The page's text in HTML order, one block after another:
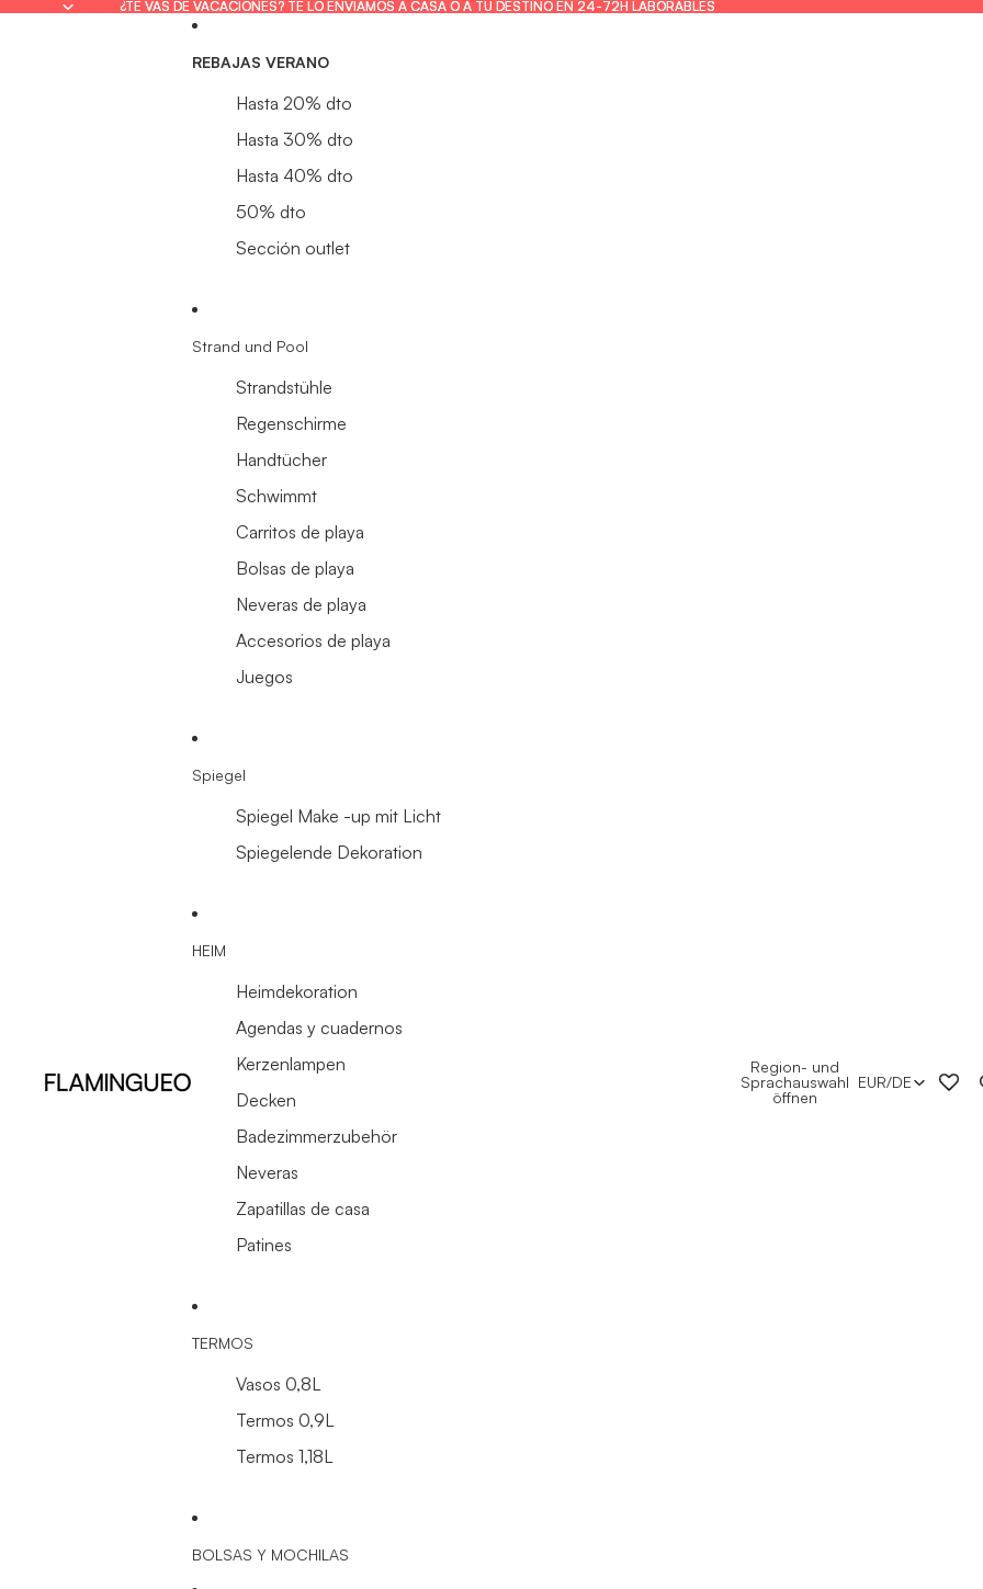
¿TE VAS DE VACACIONES? TE LO ENVIAMOS A CASA O A TU DESTINO EN 24-72H LABORABLES
¿TE VAS DE VACACIONES? TE LO ENVIAMOS A CASA O A TU DESTINO EN 24-72H LABORABLES
REBAJAS VERANO
Hasta 20% dto
Hasta 30% dto
Hasta 40% dto
50% dto
Sección outlet
Strand und Pool
Strandstühle
Regenschirme
Handtücher
Schwimmt
Carritos de playa
Bolsas de playa
Neveras de playa
Accesorios de playa
Juegos
Spiegel
Spiegel Make -up mit Licht
Spiegelende Dekoration
HEIM
Heimdekoration
Agendas y cuadernos
Kerzenlampen
Decken
Badezimmerzubehör
Neveras
Zapatillas de casa
Patines
TERMOS
Vasos 0,8L
Termos 0,9L
Termos 1,18L
BOLSAS Y MOCHILAS
Region- und
Sprachauswahl
öffnen
EUR/DE